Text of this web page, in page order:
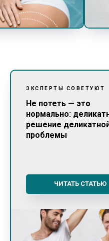
ЭКСПЕРТЫ СОВЕТУЮТ
Не потеть — это
нормально:
решение
проблемы
ЧИТАТЬ СТАТЬЮ